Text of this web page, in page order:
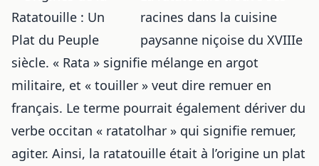
racines dans la cuisine
paysanne niçoise du XVIIIe
siècle. « Rata » signifie mélange en argot
militaire, et « touiller » veut dire remuer en
français. Le terme pourrait également dériver du
verbe occitan « ratatolhar » qui signifie remuer,
agiter. Ainsi, la ratatouille était à l’origine un plat